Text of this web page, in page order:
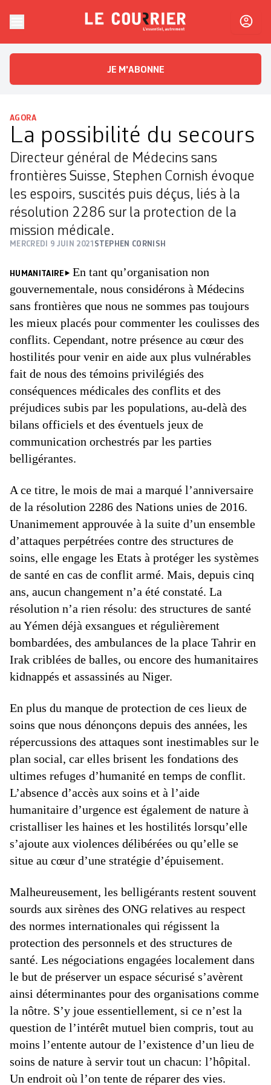
Le CourrierL'essentiel, autrement
JE M'ABONNE
AGORA
La possibilité du secours
Directeur général de Médecins sans
frontières Suisse, Stephen Cornish évoque
les espoirs, suscités puis déçus, liés à la
résolution 2286 sur la protection de la
mission médicale.
MERCREDI 9 JUIN 2021 STEPHEN CORNISH
HUMANITAIRE
En tant qu’organisation non
gouvernementale, nous considérons à Médecins
sans frontières que nous ne sommes pas toujours
les mieux placés pour commenter les coulisses des
conflits. Cependant, notre présence au cœur des
hostilités pour venir en aide aux plus vulnérables
fait de nous des témoins privilégiés des
conséquences médicales des conflits et des
préjudices subis par les populations, au-delà des
bilans officiels et des éventuels jeux de
communication orchestrés par les parties
belligérantes.
A ce titre, le mois de mai a marqué l’anniversaire
de la résolution 2286 des Nations unies de 2016.
Unanimement approuvée à la suite d’un ensemble
d’attaques perpétrées contre des structures de
soins, elle engage les Etats à protéger les systèmes
de santé en cas de conflit armé. Mais, depuis cinq
ans, aucun changement n’a été constaté. La
résolution n’a rien résolu: des structures de santé
au Yémen déjà exsangues et régulièrement
bombardées, des ambulances de la place Tahrir en
Irak criblées de balles, ou encore des humanitaires
kidnappés et assassinés au Niger.
En plus du manque de protection de ces lieux de
soins que nous dénonçons depuis des années, les
répercussions des attaques sont inestimables sur le
plan social, car elles brisent les fondations des
ultimes refuges d’humanité en temps de conflit.
L’absence d’accès aux soins et à l’aide
humanitaire d’urgence est également de nature à
cristalliser les haines et les hostilités lorsqu’elle
s’ajoute aux violences délibérées ou qu’elle se
situe au cœur d’une stratégie d’épuisement.
Malheureusement, les belligérants restent souvent
sourds aux sirènes des ONG relatives au respect
des normes internationales qui régissent la
protection des personnels et des structures de
santé. Les négociations engagées localement dans
le but de préserver un espace sécurisé s’avèrent
ainsi déterminantes pour des organisations comme
la nôtre. S’y joue essentiellement, si ce n’est la
question de l’intérêt mutuel bien compris, tout au
moins l’entente autour de l’existence d’un lieu de
soins de nature à servir tout un chacun: l’hôpital.
Un endroit où l’on tente de réparer des vies.